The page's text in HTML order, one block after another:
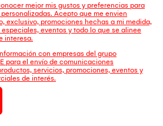
mejor mis gustos y preferencias para
Acepto que me envien
exclusivo, promociones hechas a mi medida,
eventos y todo lo que se alinee
interesa.
con empresas del grupo
para el envío de comunicaciones
servicios, promociones, eventos y
de interés.